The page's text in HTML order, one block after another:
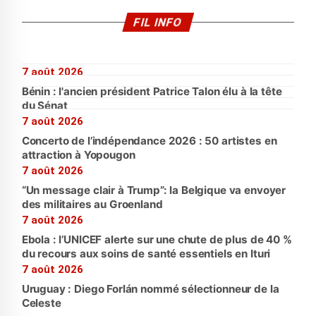
FIL INFO
7 août 2026
Bénin : l'ancien président Patrice Talon élu à la tête
du Sénat
7 août 2026
Concerto de l’indépendance 2026 : 50 artistes en
attraction à Yopougon
7 août 2026
“Un message clair à Trump”: la Belgique va envoyer
des militaires au Groenland
7 août 2026
Ebola : l’UNICEF alerte sur une chute de plus de 40 %
du recours aux soins de santé essentiels en Ituri
7 août 2026
Uruguay : Diego Forlán nommé sélectionneur de la
Celeste